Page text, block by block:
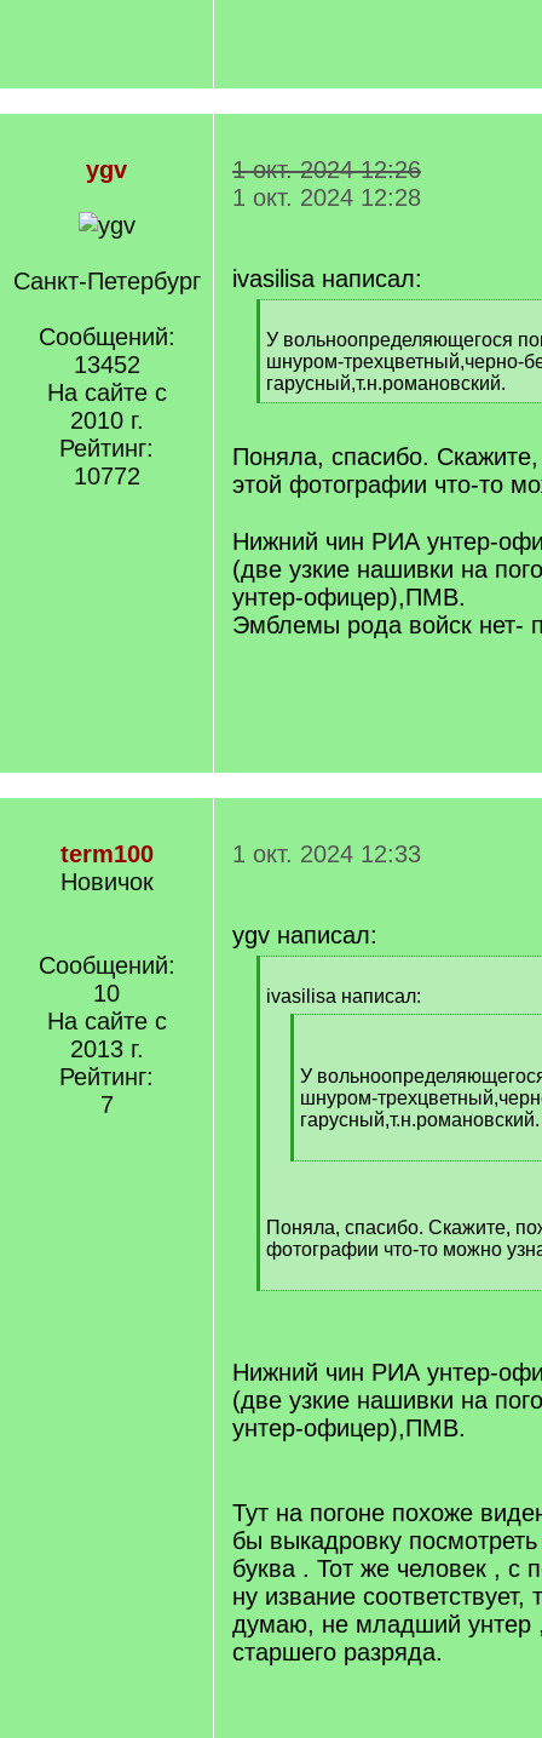
ygv
Санкт-Петербург
Сообщений:
13452
На сайте с
2010 г.
Рейтинг:
10772
1 окт. 2024 12:26
1 окт. 2024 12:28
ivasilisa написал:
q
]
У вольноопределяющегося
шнуром-трехцветный,черно-
гарусный,т.н.романовский.
[
q
]
Поняла, спасибо.
этой фотографии что-то
Нижний чин РИА унтер-
(две узкие нашивки на
унтер-офицер),ПМВ.
Эмблемы рода войск нет-
term100
Новичок
Сообщений:
10
На сайте с
2013 г.
Рейтинг:
7
1 окт. 2024 12:33
ygv написал:
q
ivasilisa написал:
]У
шнуром-
гарусный,т.н.романовский.
[
]
Поняла, спасибо. Скажите,
фотографии что-то можно
[
Нижний чин РИА унтер-
(две узкие нашивки на
унтер-офицер),ПМВ.
Тут на погоне похоже
бы выкадровку
буква . Тот же человек , с
ну извание соответствует,
думаю, не младший унтер
старшего разряда.